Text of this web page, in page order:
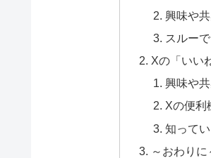
興味や
スルー
Xの「いい
興味や
Xの便利
知って
～おわりに